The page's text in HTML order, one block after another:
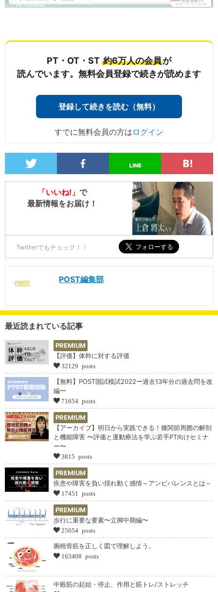
PT・OT・ST 約6万人の会員が
読んでいます。無料会員登録で続きが読めます
登録して続きを読む（無料）
すでに無料会員の方は ログイン
「いいね!」 で
最新情報をお届け！
Twitterでもチェック！！
POST編集部
最近読まれている記事
PREMIUM
【評価】体幹に対する評価
32129 posts
【無料】POST国試模試2022ー過去13年分の過去問を改
編ー
71654 posts
PREMIUM
【アーカイブ】明日から実践できる！膝関節周囲の解剖
と機能障害 〜評価と運動療法を学ぶ若手PT向けセミナ
ー〜
3815 posts
PREMIUM
疾患や障害を負い揺れ動く感情～アンビバレンスとは～
17451 posts
PREMIUM
歩行に重要な要素〜立脚中期編〜
25054 posts
腕橈骨筋を正しく図で理解しよう。
163408 posts
中殿筋の起始・停止、作用と筋トレ/ストレッチ